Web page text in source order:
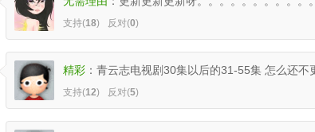
支持(18) 反对(0)
精彩 ： 青云志电视剧30集以后的31-55集 怎么还不
支持(12) 反对(5)